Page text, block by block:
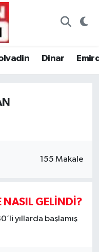
Dinar
155 Makale
NASIL GELİNDİ?
yıllarda başlamış
Fikstür